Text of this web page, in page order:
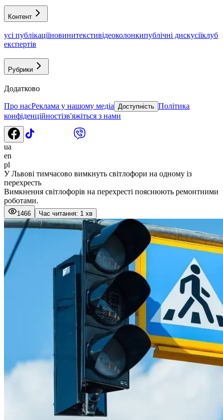
Контент
усі публікаціїновинитекстивідеоколонкипублічні дискусіїклуб
експертів
Рубрики
Додатково
Про насРеклама у нашому медіа Доступність Політика
конфіденційностізв'яжіться з нами
ua
en
pl
У Львові тимчасово вимкнуть світлофори на одному із
перехресть
Вимкнення світлофорів на перехресті пояснюють ремонтними
роботами.
1466 Час читання: 1 хв